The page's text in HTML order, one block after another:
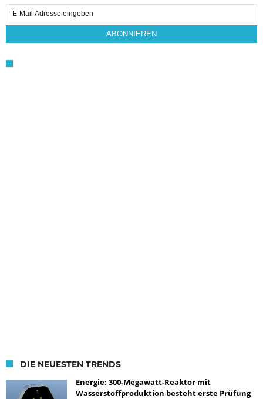
Email
Subscription
ABONNIEREN
DIE NEUESTEN TRENDS
Energie: 300-Megawatt-Reaktor mit
Wasserstoffproduktion besteht erste Prüfung